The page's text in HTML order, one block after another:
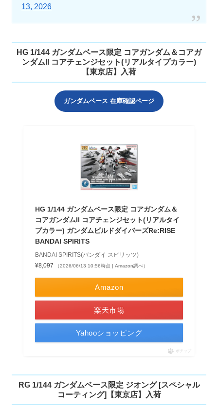
13, 2026
HG 1/144 ガンダムベース限定 コアガンダム＆コアガ
ンダムII コアチェンジセット(リアルタイプカラー)
【東京店】入荷
ガンダムベース 在庫確認ページ
HG 1/144 ガンダムベース限定 コアガンダム＆
コアガンダムII コアチェンジセット(リアルタイ
プカラー) ガンダムビルドダイバーズRe:RISE
BANDAI SPIRITS
BANDAI SPIRITS(バンダイ スピリッツ)
¥8,097
（2026/06/13 10:56時点 | Amazon調べ）
Amazon
楽天市場
Yahooショッピング
ポチップ
RG 1/144 ガンダムベース限定 ジオング [スペシャル
コーティング]【東京店】入荷